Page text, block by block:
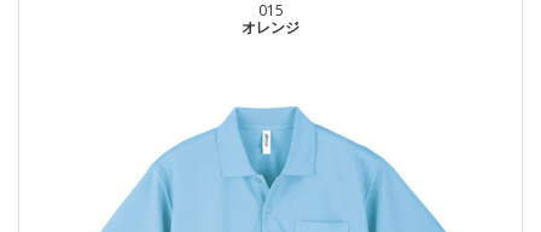
015
オレンジ